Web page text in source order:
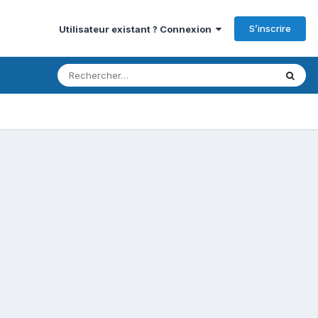
Utilisateur existant ? Connexion S’inscrire